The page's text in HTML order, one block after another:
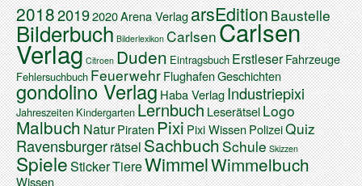
201820192020Arena VerlagarsEditionBaustelle
Bilderbuch Bilderlexikon CarlsenCarlsen
Verlag Citroen DudenEintragsbuchErstleserFahrzeuge
FehlersuchbuchFeuerwehrFlughafenGeschichten
gondolino VerlagHaba VerlagIndustriepixi
JahreszeitenKindergartenLernbuchLeserätselLogo
MalbuchNaturPiratenPixiPixi WissenPolizeiQuiz
RavensburgerrätselSachbuchSchule Skizzen
SpieleStickerTiereWimmelWimmelbuch
Wissen